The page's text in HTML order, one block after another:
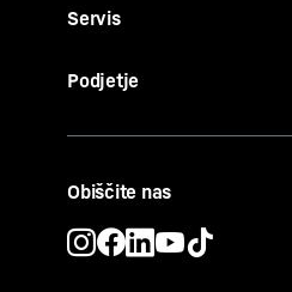
Servis
Podjetje
Obiščite nas